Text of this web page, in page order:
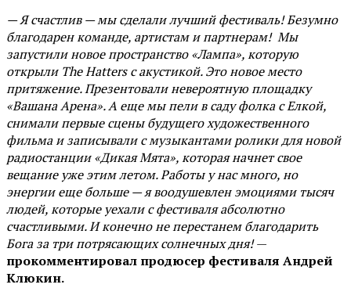
— Я счастлив — мы сделали лучший фестиваль! Безумно
благодарен команде, артистам и партнерам! Мы
запустили новое пространство «Лампа», которую
открыли The Hatters с акустикой. Это новое место
притяжение. Презентовали невероятную площадку
«Вашана Арена». А еще мы пели в саду фолка с Елкой,
снимали первые сцены будущего художественного
фильма и записывали с музыкантами ролики для новой
радиостанции «Дикая Мята», которая начнет свое
вещание уже этим летом. Работы у нас много, но
энергии еще больше — я воодушевлен эмоциями тысяч
людей, которые уехали с фестиваля абсолютно
счастливыми. И конечно не перестанем благодарить
Бога за три потрясающих солнечных дня!—
прокомментировал продюсер фестиваля Андрей
Клюкин.